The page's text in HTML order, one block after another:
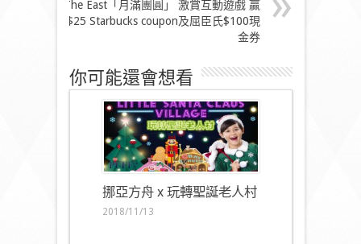
The East「月滿團圓」 激賞互動遊戲 贏
$25 Starbucks coupon及屈臣氏$100現
金券
你可能還會想看
挪亞方舟 x 玩轉聖誕老人村
2018/11/13